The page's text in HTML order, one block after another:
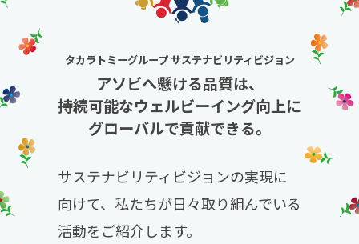
タカラトミーグループ サステナビリティビジョン
アソビへ懸ける品質は、
持続可能なウェルビーイング向上に
グローバルで貢献できる。
サステナビリティビジョンの実現に
向けて、 私たちが日々取り組んでいる
活動をご紹介します。